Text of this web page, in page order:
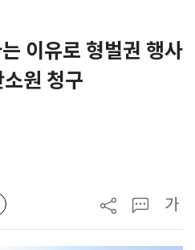
이유로 형벌권 행사
원 청구
가